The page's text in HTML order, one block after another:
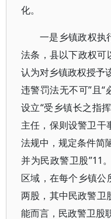
化。
一是乡镇政权执
法条，县以下政权可
认为对乡镇政权授予
违警罚法无不可”且“
设立“受乡镇长之指
主任，保则设警卫干
法规中，规定条件简
并为民政警卫股”11
区域，在每个乡镇
两股，其中民政警卫
能而言，民政警卫股